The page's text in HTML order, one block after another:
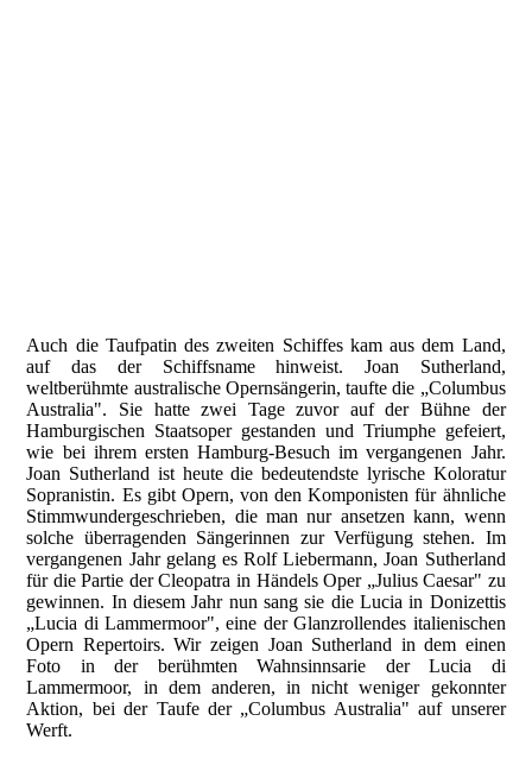
Auch die Taufpatin des zweiten Schiffes kam aus dem Land,
auf das der Schiffsname hinweist. Joan Sutherland,
weltberühmte australische Opernsängerin, taufte die „Columbus
Australia". Sie hatte zwei Tage zuvor auf der Bühne der
Hamburgischen Staatsoper gestanden und Triumphe gefeiert,
wie bei ihrem ersten Hamburg-Besuch im vergangenen Jahr.
Joan Sutherland ist heute die bedeutendste lyrische Koloratur
Sopranistin. Es gibt Opern, von den Komponisten für ähnliche
Stimmwundergeschrieben, die man nur ansetzen kann, wenn
solche überragenden Sängerinnen zur Verfügung stehen. Im
vergangenen Jahr gelang es Rolf Liebermann, Joan Sutherland
für die Partie der Cleopatra in Händels Oper „Julius Caesar" zu
gewinnen. In diesem Jahr nun sang sie die Lucia in Donizettis
„Lucia di Lammermoor", eine der Glanzrollendes italienischen
Opern Repertoirs. Wir zeigen Joan Sutherland in dem einen
Foto in der berühmten Wahnsinnsarie der Lucia di
Lammermoor, in dem anderen, in nicht weniger gekonnter
Aktion, bei der Taufe der „Columbus Australia" auf unserer
Werft.